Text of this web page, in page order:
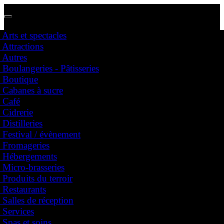
Arts et spectacles
Attractions
Autres
Boulangeries - Pâtisseries
Boutique
Cabanes à sucre
Café
Cidrerie
Distilleries
Festival / évènement
Fromageries
Hébergements
Micro-brasseries
Produits du terroir
Restaurants
Salles de réception
Services
Nous avons des représentants partout au Québec !
Dites nous dans quelle région vous vous situez et prenez contact avec votre représentant
Festival
Arts et spectacles
Attractions
Autres
Boulangeries - Pâtisseries
Boutique
Cabanes à sucre
Café
Cidrerie
Distilleries
Festival / évènement
Fromageries
Hébergements